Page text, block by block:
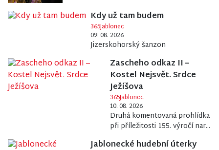
Kdy už tam budem
365Jablonec
09. 08. 2026
Jizerskohorský šanzon
Zascheho odkaz II –
Kostel Nejsvět. Srdce
Ježíšova
365Jablonec
10. 08. 2026
Druhá komentovaná prohlídka
při příležitosti 155. výročí nar...
Jablonecké hudební úterky